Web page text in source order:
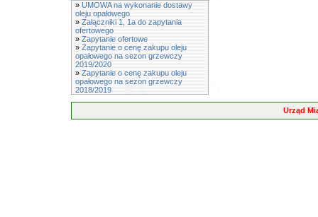
» UMOWA na wykonanie dostawy
oleju opałowego
» Załączniki 1, 1a do zapytania
ofertowego
» Zapytanie ofertowe
» Zapytanie o cenę zakupu oleju
opałowego na sezon grzewczy
2019/2020
» Zapytanie o cenę zakupu oleju
opałowego na sezon grzewczy
2018/2019
Urząd